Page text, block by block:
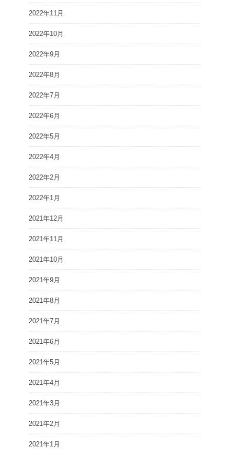
2022年11月
2022年10月
2022年9月
2022年8月
2022年7月
2022年6月
2022年5月
2022年4月
2022年2月
2022年1月
2021年12月
2021年11月
2021年10月
2021年9月
2021年8月
2021年7月
2021年6月
2021年5月
2021年4月
2021年3月
2021年2月
2021年1月